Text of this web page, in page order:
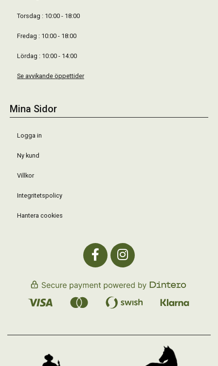
Torsdag : 10:00 - 18:00
Fredag : 10:00 - 18:00
Lördag : 10:00 - 14:00
Se avvikande öppettider
Mina Sidor
Logga in
Ny kund
Villkor
Integritetspolicy
Hantera cookies